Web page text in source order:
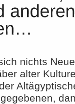
nichts
alter